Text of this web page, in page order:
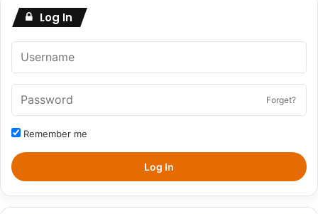
Log In
Forget?
Remember me
Log In